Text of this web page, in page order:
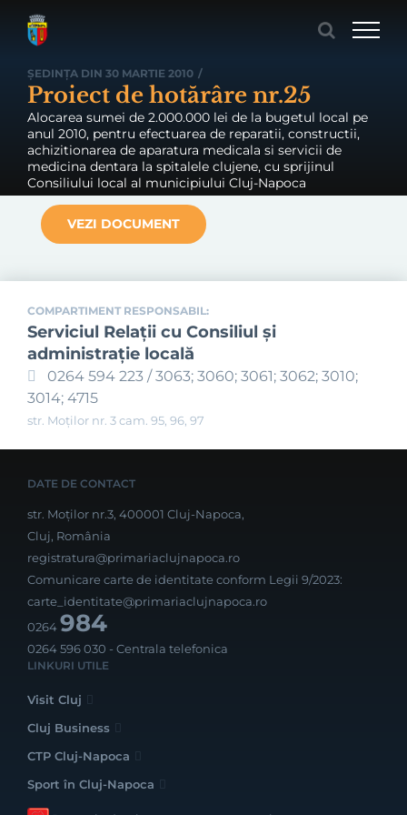
ȘEDINȚA DIN 30 MARTIE 2010 /
Proiect de hotărâre nr.25
Alocarea sumei de 2.000.000 lei de la bugetul local pe
anul 2010, pentru efectuarea de reparatii, constructii,
achizitionarea de aparatura medicala si servicii de
medicina dentara la spitalele clujene, cu sprijinul
Consiliului local al municipiului Cluj-Napoca
VEZI DOCUMENT
COMPARTIMENT RESPONSABIL:
Serviciul Relaţii cu Consiliul şi
administraţie locală
0264 594 223 / 3063; 3060; 3061; 3062; 3010;
3014; 4715
str. Moților nr. 3 cam. 95, 96, 97
DATE DE CONTACT
str. Moților nr.3, 400001 Cluj-Napoca,
Cluj, România
registratura@primariaclujnapoca.ro
Comunicare carte de identitate conform Legii 9/2023:
carte_identitate@primariaclujnapoca.ro
0264984
0264 596 030 - Centrala telefonica
LINKURI UTILE
Visit Cluj
Cluj Business
CTP Cluj-Napoca
Sport în Cluj-Napoca